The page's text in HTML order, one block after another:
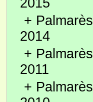
2015
+ Palmarès
2014
+ Palmarès
2011
+ Palmarès